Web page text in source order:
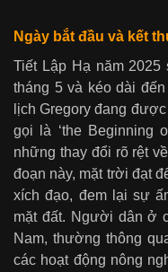
Ngày bắt đầu và kết
Tiết Lập Hạ năm
tháng 5 và kéo dài
lịch Gregory đang
gọi là ‘the Beginning
những thay đổi rõ rệt
đoạn này, mặt trời đạt
xích đạo, đem lại sự
mặt đất. Người dân ở
Nam, thường thông
các hoạt động nông